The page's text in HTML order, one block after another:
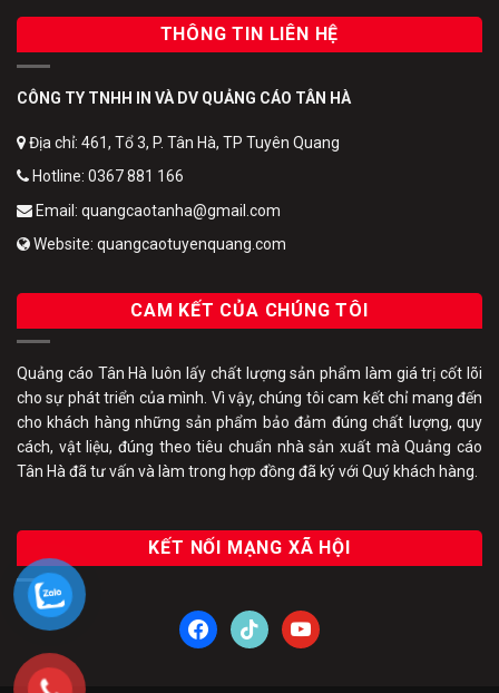
THÔNG TIN LIÊN HỆ
CÔNG TY TNHH IN VÀ DV QUẢNG CÁO TÂN HÀ
Địa chỉ: 461, Tổ 3, P. Tân Hà, TP Tuyên Quang
Hotline: 0367 881 166
Email: quangcaotanha@gmail.com
Website: quangcaotuyenquang.com
CAM KẾT CỦA CHÚNG TÔI
Quảng cáo Tân Hà luôn lấy chất lượng sản phẩm làm giá trị cốt lõi
cho sự phát triển của mình. Vì vậy, chúng tôi cam kết chỉ mang đến
cho khách hàng những sản phẩm bảo đảm đúng chất lượng, quy
cách, vật liệu, đúng theo tiêu chuẩn nhà sản xuất mà Quảng cáo
Tân Hà đã tư vấn và làm trong hợp đồng đã ký với Quý khách hàng.
KẾT NỐI MẠNG XÃ HỘI
facebooktiktok youtube